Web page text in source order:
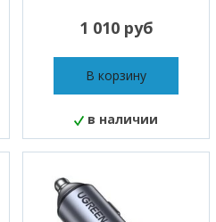
1 010 руб
В корзину
в наличии